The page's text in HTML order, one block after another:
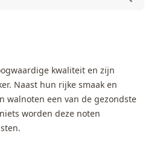
kwaliteit en zijn
Naast hun rijke smaak en
walnoten een van de gezondste
worden deze noten